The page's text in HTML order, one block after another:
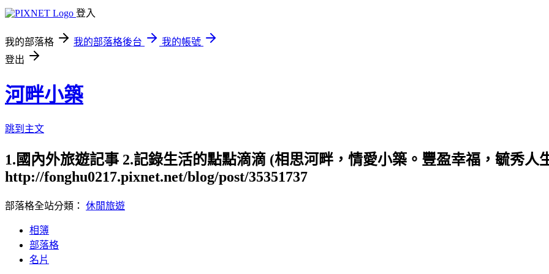
登入
我的部落格 我的部落格後台
我的帳號
登出
河畔小築
跳到主文
1.國內外旅遊記事 2.記錄生活的點點滴滴 (相思河畔，情愛小築。豐盈幸福，毓秀人
http://fonghu0217.pixnet.net/blog/post/35351737
部落格全站分類： 休閒旅遊
相簿
部落格
名片